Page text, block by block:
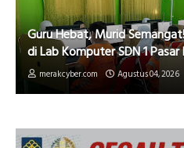
Guru Hebat, Murid
di Lab Komputer SDN 1 Pasar
merakcyber.com Agustus 04, 2026